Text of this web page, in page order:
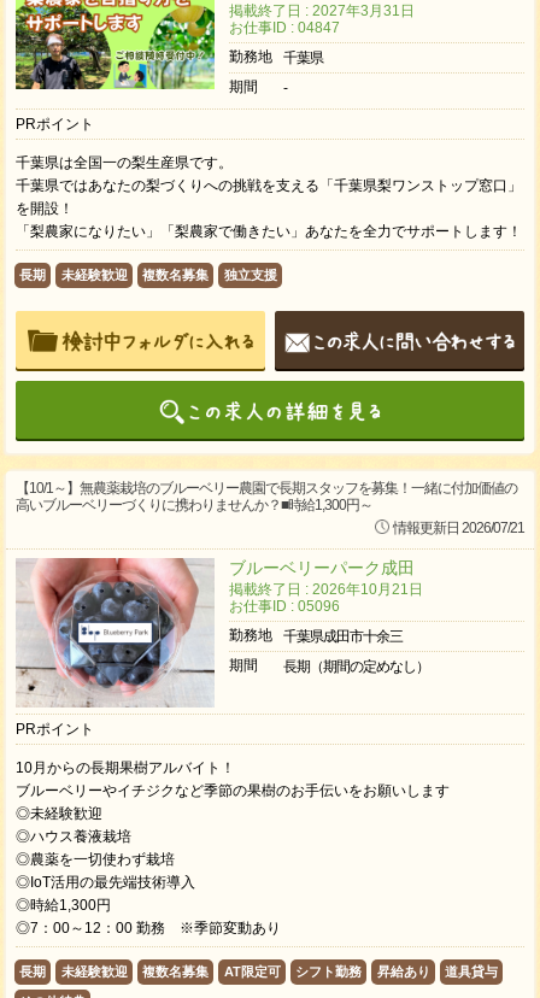
掲載終了日 : 2027年3月31日
お仕事ID : 04847
勤務地
千葉県
期間
-
PRポイント
千葉県は全国一の梨生産県です。
千葉県ではあなたの梨づくりへの挑戦を支える「千葉県梨ワンストップ窓口」
を開設！
「梨農家になりたい」「梨農家で働きたい」あなたを全力でサポートします！
長期 未経験歓迎 複数名募集 独立支援
【10/1～】無農薬栽培のブルーベリー農園で長期スタッフを募集！一緒に付加価値の
高いブルーベリーづくりに携わりませんか？■時給1,300円～
情報更新日 2026/07/21
ブルーベリーパーク成田
掲載終了日 : 2026年10月21日
お仕事ID : 05096
勤務地
千葉県成田市十余三
期間
長期（期間の定めなし）
PRポイント
10月からの長期果樹アルバイト！
ブルーベリーやイチジクなど季節の果樹のお手伝いをお願いします
◎未経験歓迎
◎ハウス養液栽培
◎農薬を一切使わず栽培
◎IoT活用の最先端技術導入
◎時給1,300円
◎7：00～12：00 勤務 ※季節変動あり
長期 未経験歓迎 複数名募集 AT限定可 シフト勤務 昇給あり 道具貸与